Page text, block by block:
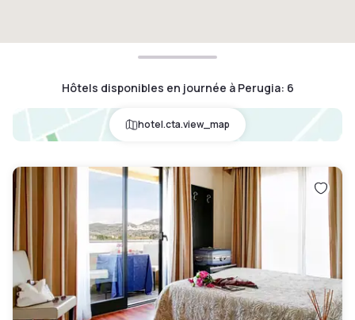
Hôtels disponibles en journée à Perugia: 6
hotel.cta.view_map